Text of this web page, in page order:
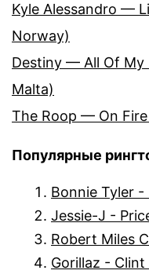
Kyle Alessandro —
Norway)
Destiny — All Of My
Malta)
The Roop — On
Популярные
Bonnie Tyler
Jessie-J -
Robert Miles
Gorillaz -